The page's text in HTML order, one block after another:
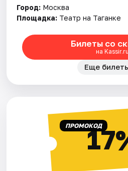
Город: Москва
Площадка: Театр на Таганке
Билеты со
на Kassir.ru
Еще
ПРОМОКОД